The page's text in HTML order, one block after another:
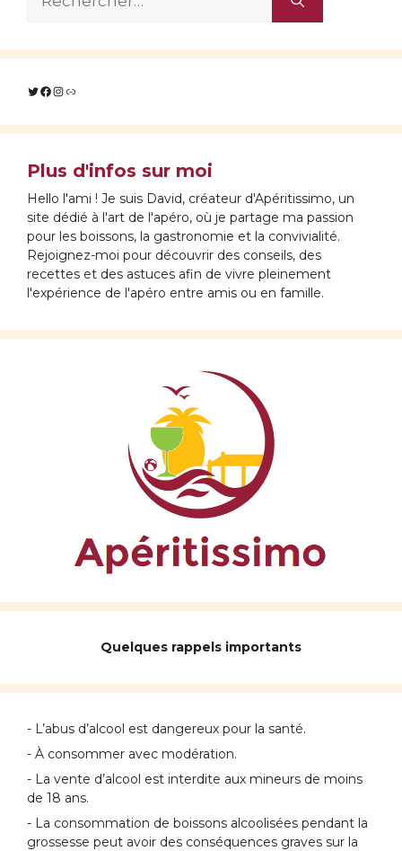
Twitter
Facebook
Instagram
Lien
Plus d'infos sur moi
Hello l'ami ! Je suis David, créateur d'Apéritissimo, un
site dédié à l'art de l'apéro, où je partage ma passion
pour les boissons, la gastronomie et la convivialité.
Rejoignez-moi pour découvrir des conseils, des
recettes et des astuces afin de vivre pleinement
l'expérience de l'apéro entre amis ou en famille.
Quelques rappels importants
- L’abus d’alcool est dangereux pour la santé.
- À consommer avec modération.
- La vente d’alcool est interdite aux mineurs de moins
de 18 ans.
- La consommation de boissons alcoolisées pendant la
grossesse peut avoir des conséquences graves sur la